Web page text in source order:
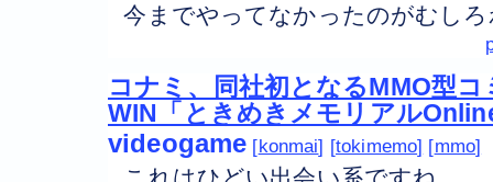
今までやってなかったのがむし
コナミ、同社初となるMMO型
WIN「ときめきメモリアル
videogame konmai tokimemo mmo
これはひどい出会い系ですね